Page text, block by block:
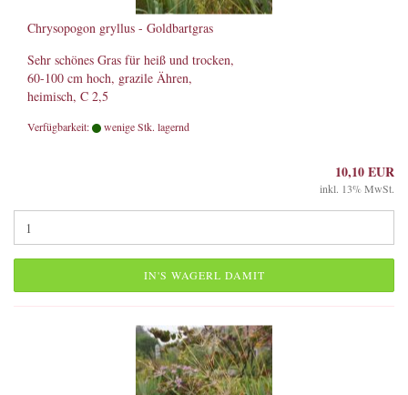
Chrysopogon gryllus - Goldbartgras
Sehr schönes Gras für heiß und trocken,
60-100 cm hoch, grazile Ähren,
heimisch, C 2,5
Verfügbarkeit: wenige Stk. lagernd
10,10 EUR
inkl. 13% MwSt.
IN'S WAGERL DAMIT